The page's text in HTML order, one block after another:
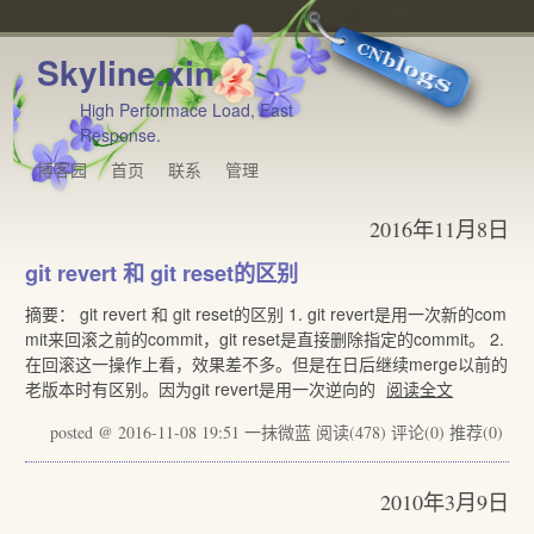
Skyline.xin
High Performace Load, Fast
Response.
博客园
首页 联系 管理
2016年11月8日
git revert 和 git reset的区别
摘要： git revert 和 git reset的区别 1. git revert是用一次新的com
mit来回滚之前的commit，git reset是直接删除指定的commit。 2.
在回滚这一操作上看，效果差不多。但是在日后继续merge以前的
老版本时有区别。因为git revert是用一次逆向的 阅读全文
posted @ 2016-11-08 19:51 一抹微蓝 阅读(478) 评论(0) 推荐(0)
2010年3月9日